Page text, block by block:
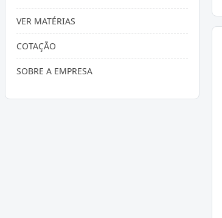
VER MATÉRIAS
COTAÇÃO
SOBRE A EMPRESA